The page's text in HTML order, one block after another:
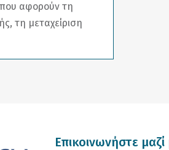
αφορούν τη
τη μεταχείριση
Επικοινωνήστε